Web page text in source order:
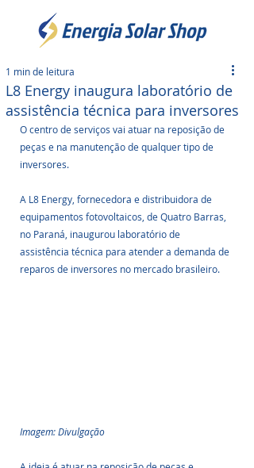
L8 Energy inaugura laboratório de
assistência técnica para inversores
1 min de leitura
O centro de serviços vai atuar na reposição de
peças e na manutenção de qualquer tipo de
inversores.
A L8 Energy, fornecedora e distribuidora de
equipamentos fotovoltaicos, de Quatro Barras,
no Paraná, inaugurou laboratório de
assistência técnica para atender a demanda de
reparos de inversores no mercado brasileiro.
Imagem: Divulgação